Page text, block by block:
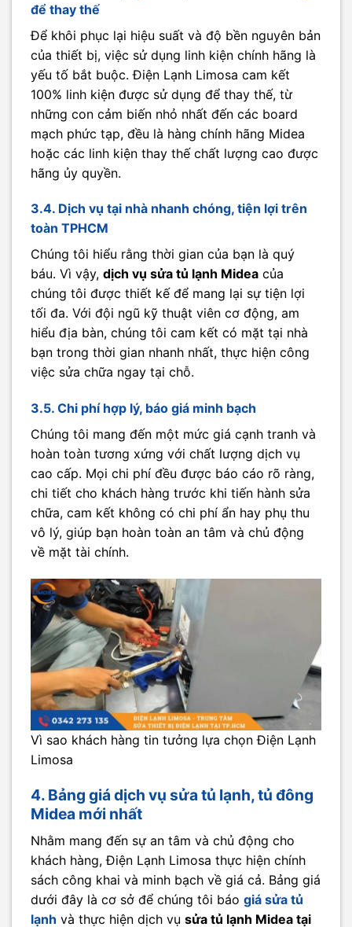
để thay thế
Để khôi phục lại hiệu suất và độ bền nguyên bản
của thiết bị, việc sử dụng linh kiện chính hãng là
yếu tố bắt buộc. Điện Lạnh Limosa cam kết
100% linh kiện được sử dụng để thay thế, từ
những con cảm biến nhỏ nhất đến các board
mạch phức tạp, đều là hàng chính hãng Midea
hoặc các linh kiện thay thế chất lượng cao được
hãng ủy quyền.
3.4. Dịch vụ tại nhà nhanh chóng, tiện lợi trên
toàn TPHCM
Chúng tôi hiểu rằng thời gian của bạn là quý
báu. Vì vậy, dịch vụ sửa tủ lạnh Midea của
chúng tôi được thiết kế để mang lại sự tiện lợi
tối đa. Với đội ngũ kỹ thuật viên cơ động, am
hiểu địa bàn, chúng tôi cam kết có mặt tại nhà
bạn trong thời gian nhanh nhất, thực hiện công
việc sửa chữa ngay tại chỗ.
3.5. Chi phí hợp lý, báo giá minh bạch
Chúng tôi mang đến một mức giá cạnh tranh và
hoàn toàn tương xứng với chất lượng dịch vụ
cao cấp. Mọi chi phí đều được báo cáo rõ ràng,
chi tiết cho khách hàng trước khi tiến hành sửa
chữa, cam kết không có chi phí ẩn hay phụ thu
vô lý, giúp bạn hoàn toàn an tâm và chủ động
về mặt tài chính.
Vì sao khách hàng tin tưởng lựa chọn Điện Lạnh
Limosa
4. Bảng giá dịch vụ sửa tủ lạnh, tủ đông
Midea mới nhất
Nhằm mang đến sự an tâm và chủ động cho
khách hàng, Điện Lạnh Limosa thực hiện chính
sách công khai và minh bạch về giá cả. Bảng giá
dưới đây là cơ sở để chúng tôi báo giá sửa tủ
lạnh ​ và thực hiện dịch vụ sửa tủ lạnh Midea tại